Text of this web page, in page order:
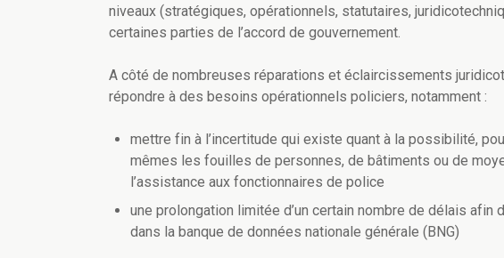
niveaux (stratégiques, opérationnels, statutaires,
certaines parties de l’accord de gouvernement.
A côté de nombreuses réparations et éclaircissements
répondre à des besoins opérationnels policiers, notamment :
mettre fin à l’incertitude qui existe quant à la possibilité,
mêmes les fouilles de personnes, de bâtiments ou de
l’assistance aux fonctionnaires de police
une prolongation limitée d’un certain nombre de délais
dans la banque de données nationale générale (BNG)